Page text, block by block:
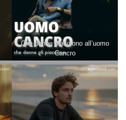
Che donne piacciono all’uomo
Cancro